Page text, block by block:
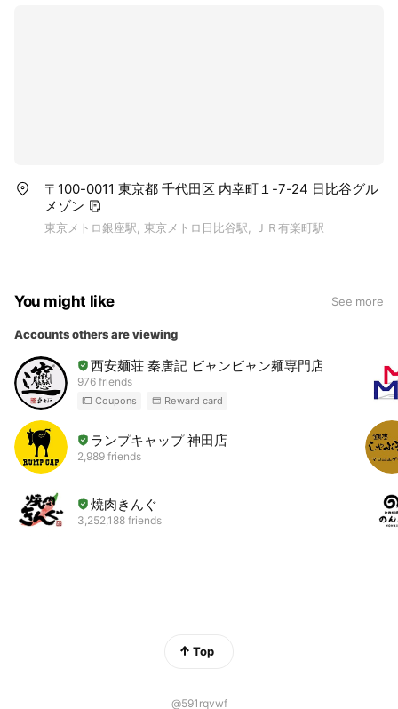
〒100-0011 東京都 千代田区 内幸町１-7-24 日比谷グル
メゾン
東京メトロ銀座駅, 東京メトロ日比谷駅, ＪＲ有楽町駅
You might like See more
Accounts others are viewing
西安麺荘 秦唐記 ビャンビャン麺専門店
976 friends
Coupons Reward card
ランプキャップ 神田店
2,989 friends
焼肉きんぐ
3,252,188 friends
Top
@591rqvwf